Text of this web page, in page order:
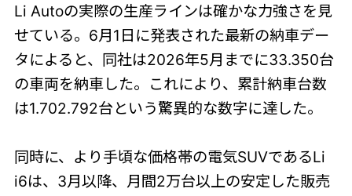
Li Autoの実際の生産ラインは確かな力強さを見
せている。6月1日に発表された最新の納車デー
タによると、同社は2026年5月までに33.350台
の車両を納車した。これにより、累計納車台数
は1.702.792台という驚異的な数字に達した。
同時に、より手頃な価格帯の電気SUVであるLi
i6は、3月以降、月間2万台以上の安定した販売